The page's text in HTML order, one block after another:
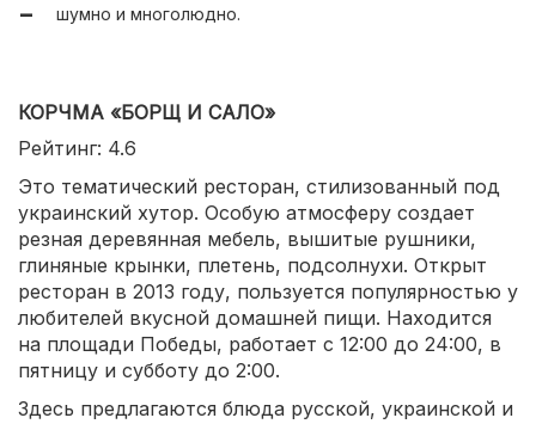
шумно и многолюдно.
КОРЧМА «БОРЩ И САЛО»
Рейтинг: 4.6
Это тематический ресторан, стилизованный под
украинский хутор. Особую атмосферу создает
резная деревянная мебель, вышитые рушники,
глиняные крынки, плетень, подсолнухи. Открыт
ресторан в 2013 году, пользуется популярностью у
любителей вкусной домашней пищи. Находится
на площади Победы, работает с 12:00 до 24:00, в
пятницу и субботу до 2:00.
Здесь предлагаются блюда русской, украинской и